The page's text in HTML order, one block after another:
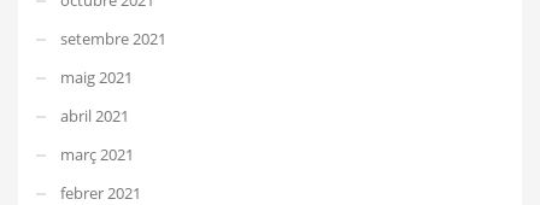
setembre 2021
maig 2021
abril 2021
març 2021
febrer 2021